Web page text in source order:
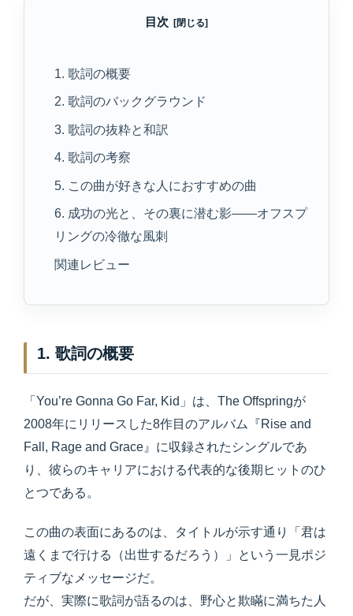
目次
1. 歌詞の概要
2. 歌詞のバックグラウンド
3. 歌詞の抜粋と和訳
4. 歌詞の考察
5. この曲が好きな人におすすめの曲
6. 成功の光と、その裏に潜む影——オフスプ
リングの冷徹な風刺
関連レビュー
1. 歌詞の概要
「You’re Gonna Go Far, Kid」は、The Offspringが
2008年にリリースした8作目のアルバム『Rise and
Fall, Rage and Grace』に収録されたシングルであ
り、彼らのキャリアにおける代表的な後期ヒットのひ
とつである。
この曲の表面にあるのは、タイトルが示す通り「君は
遠くまで行ける（出世するだろう）」という一見ポジ
ティブなメッセージだ。
だが、実際に歌詞が語るのは、野心と欺瞞に満ちた人